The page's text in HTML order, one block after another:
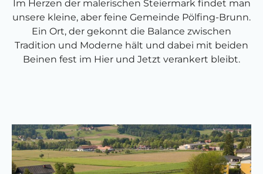
Im Herzen der malerischen Steiermark findet man
unsere kleine, aber feine Gemeinde Pölfing-Brunn.
Ein Ort, der gekonnt die Balance zwischen
Tradition und Moderne hält und dabei mit beiden
Beinen fest im Hier und Jetzt verankert bleibt.